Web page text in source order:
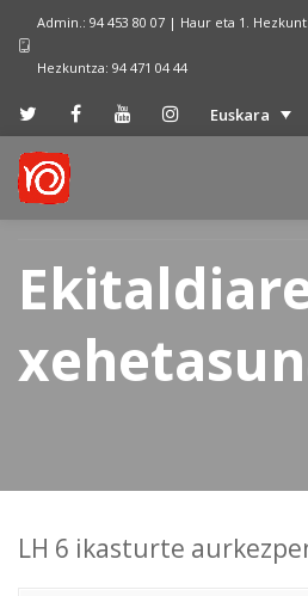
Admin.: 94 453 80 07 | Haur eta 1.
Hezkuntza: 94 471 04 44
Euskara
LH 6 ikasturte